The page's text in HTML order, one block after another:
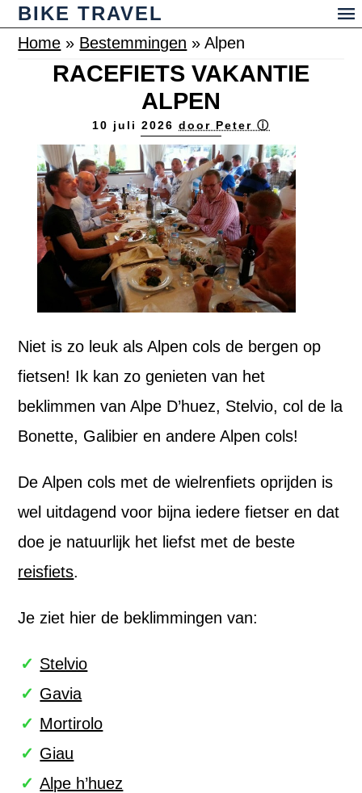
BIKE TRAVEL
Home » Bestemmingen »Alpen
RACEFIETS VAKANTIE
ALPEN
10 juli 2026 door Peter ⓘ
Niet is zo leuk als Alpen cols de bergen op
fietsen! Ik kan zo genieten van het
beklimmen van Alpe D’huez, Stelvio, col de la
Bonette, Galibier en andere Alpen cols!
De Alpen cols met de wielrenfiets oprijden is
wel uitdagend voor bijna iedere fietser en dat
doe je natuurlijk het liefst met de beste
reisfiets.
Je ziet hier de beklimmingen van:
Stelvio
Gavia
Mortirolo
Giau
Alpe h’huez